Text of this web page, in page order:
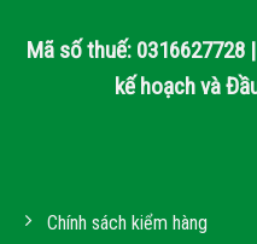
Mã số thuế: 0316627728
kế hoạch và
Chính sách kiểm hàng